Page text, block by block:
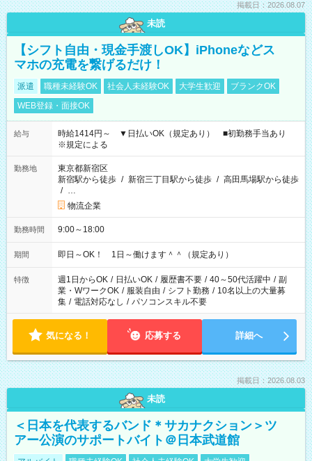
掲載日：2026.08.07
未読
【シフト自由・現金手渡しOK】iPhoneなどス
マホの充電を繋げるだけ！
派遣 職種未経験OK 社会人未経験OK 大学生歓迎
ブランクOK
WEB登録・面接OK
給与
時給1414円～ ▼日払いOK（規定あり） ■初勤務手当あり
※規定による
勤務地
東京都新宿区
新宿駅から徒歩 / 新宿三丁目駅から徒歩 / 高田馬場駅から徒歩
/ …
物流企業
勤務時間 9:00～18:00
期間 即日～OK！ 1日～働けます＾＾（規定あり）
特徴 週1日からOK / 日払いOK / 履歴書不要 / 40～50代活躍中 / 副
業・WワークOK / 服装自由 / シフト勤務 / 10名以上の大量募
集 / 電話対応なし / パソコンスキル不要
気になる！ 応募する 詳細へ
掲載日：2026.08.03
未読
＜日本を代表するバンド＊サカナクション＞ツ
アー公演のサポートバイト＠日本武道館